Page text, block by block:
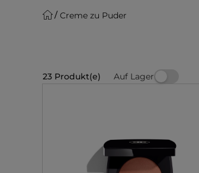
Creme zu Puder
23 Produkt(e) Auf Lager